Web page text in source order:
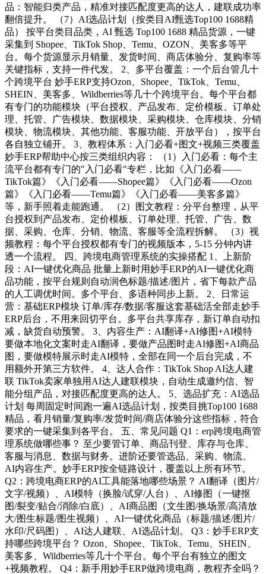
品：智能归类产品，精准对接匹配度更高的达人，建联成功率
翻倍提升。 （7）AI选品计划（按类目AI甄选Top100 1688精
品） 按平台类目品类，AI 甄选 Top100 1688 精品货源，一键
采集到 Shopee、TikTok Shop、Temu、OZON、美客多等平
台。每个货源显示月销量、发货时间、商店体验分、复购率等
关键指标，支持一件代发。 2、多平台覆盖：一个后台管几十
个跨境平台 妙手ERP支持Ozon、Shopee、TikTok、Temu、
SHEIN、美客多、Wildberries等几十个跨境平台。每个平台都
有专门的功能模块（平台授权、产品发布、定价模板、订单处
理、托管、广告模块、数据模块、采购模块、仓库模块、分销
模块、物流模块、其他功能、客服功能、开放平台），按平台
各自独立铺开。 3、教程体系：入门必看+图文+视频三类覆盖
妙手ERP帮助中心按三类组织内容： （1）入门必看：每个主
流平台都有专门的"入门必看"专栏，比如《入门必看——
TikTok篇》《入门必看——Shopee篇》《入门必看——Ozon
篇》《入门必看——Temu篇》《入门必看——美客多篇》
等，新手照着走能跑通。 （2）图文教程：分平台整理，从平
台授权到产品发布、定价模板、订单处理、托管、广告、数
据、采购、仓库、分销、物流、客服等全流程拆解。 （3）视
频教程：每个平台授权都有专门的视频版本，5-15 分钟内讲
透一个流程。 四、跨境电商管理系统的实操搭配 1、上新阶
段：AI一键优化商品 批量上新时用妙手ERP的AI一键优化商
品功能，按平台规则自动润色标题/描述/图片，省下每款产品
的人工调优时间。多个平台、多语种同步上新。 2、日常运
营：基础ERP模块 订单/库存/数据/客服这套基础活全部走妙手
ERP后台，不用来回切平台。多平台共享库存，新订单自动扣
减，缺货自动预警。 3、内容生产：AI翻译+AI修图+AI模特
要做本地化文案时走AI翻译，要做产品图时走AI修图+AI商品
图，要做模特展示时走AI模特，全部在同一个后台完成，不
用额外开第三方软件。 4、达人合作：TikTok Shop AI达人建
联 TikTok卖家单独用AI达人建联模块，自动生成邀约信、智
能分组产品，对接匹配度更高的达人。 5、选品扩充：AI选品
计划 每周固定时间跑一遍AI选品计划，按类目挑Top100 1688
精品，看月销量/复购率/发货时间/商店体验分这些指标，符合
要求的一键采集到各平台。 五、常见问题 Q1：erp跨境电商管
理系统做哪些事？ 至少要管订单、商品刊登、库存与仓库、
客服与消息、数据与财务。进阶还要管选品、采购、物流、
AI内容生产。妙手ERP按全链路设计，覆盖以上所有环节。
Q2：跨境电商ERP的AI工具能落地哪些场景？ AI翻译（图片/
文字/视频）、AI模特（换脸/试穿/人台）、AI修图（一键抠
图/裂变/贴合/消除/白底）、AI商品图（文生图/换场景/高清放
大/图生标题/图生视频）、AI一键优化商品（标题/描述/图片/
水印/尺码图）、AI达人建联、AI选品计划。 Q3：妙手ERP支
持哪些跨境平台？ Ozon、Shopee、TikTok、Temu、SHEIN、
美客多、Wildberries等几十个平台。每个平台有独立的图文
+视频教程。 Q4：新手用妙手ERP做跨境电商，教程齐全吗？